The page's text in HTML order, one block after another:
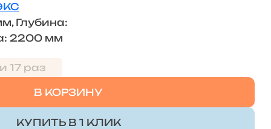
Глубина:
2200 мм
17 раз
В КОРЗИНУ
КУПИТЬ В 1 КЛИК